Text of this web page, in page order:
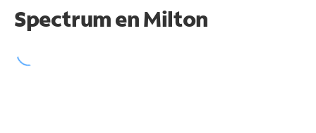
Spectrum enMilton